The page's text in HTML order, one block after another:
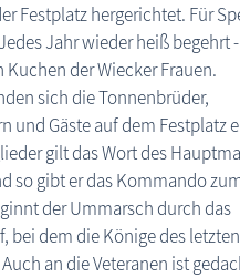
Festplatz hergerichtet. Für
Jahr wieder heiß begehrt
der Wiecker Frauen.
sich die Tonnenbrüder,
und Gäste auf dem Festplatz
gilt das Wort des
so gibt er das Kommando
der Ummarsch durch das
bei dem die Könige des
an die Veteranen ist